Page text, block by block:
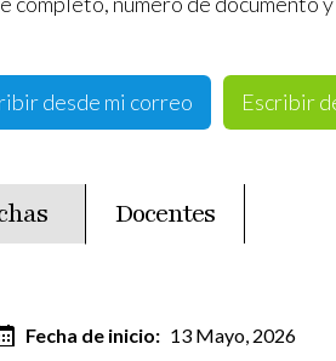
desde mi correo Escribir
activa)
Docentes
Fecha de inicio 13 Mayo, 2026